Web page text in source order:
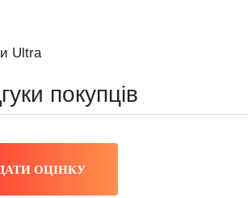
Ultra
покупців